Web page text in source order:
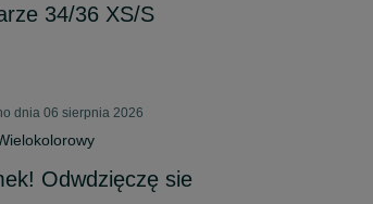
34/36 XS/S
dnia 06 sierpnia 2026
Odwdzięczę sie